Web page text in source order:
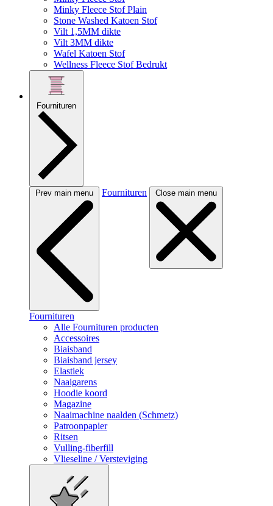
Minky Fleece Stof Plain
Stone Washed Katoen Stof
Vilt 1,5MM dikte
Vilt 3MM dikte
Wafel Katoen Stof
Wellness Fleece Stof Bedrukt
Fournituren
Prev main menu Fournituren Close main menu
Fournituren
Alle Fournituren producten
Accessoires
Biaisband
Biaisband jersey
Elastiek
Naaigarens
Hoodie koord
Magazine
Naaimachine naalden (Schmetz)
Patroonpapier
Ritsen
Vulling-fiberfill
Vlieseline / Versteviging